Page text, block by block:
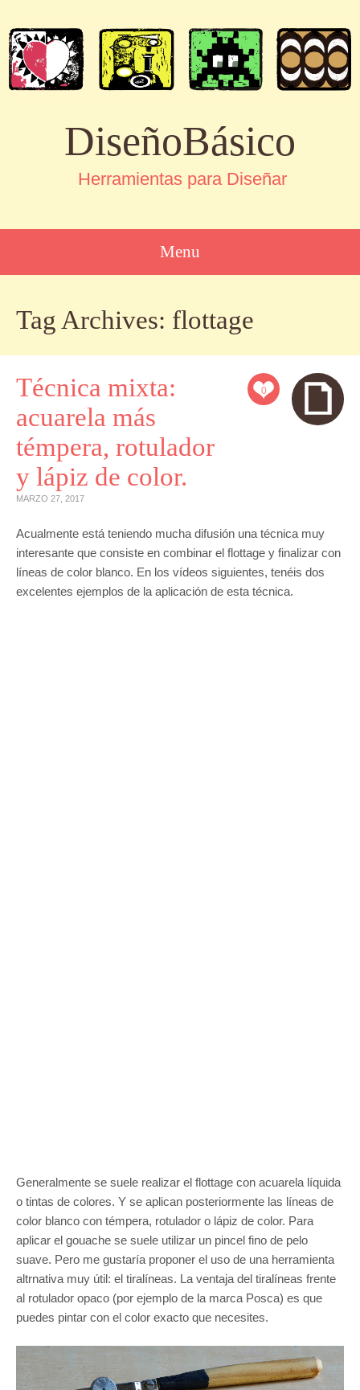
DiseñoBásico
Herramientas para Diseñar
Menu
TO
CONTENT
Tag Archives: flottage
0
Técnica mixta:
acuarela más
témpera, rotulador
y lápiz de color.
MARZO 27, 2017
Acualmente está teniendo mucha difusión una técnica muy
interesante que consiste en combinar el flottage y finalizar con
líneas de color blanco. En los vídeos siguientes, tenéis dos
excelentes ejemplos de la aplicación de esta técnica.
Generalmente se suele realizar el flottage con acuarela líquida
o tintas de colores. Y se aplican posteriormente las líneas de
color blanco con témpera, rotulador o lápiz de color. Para
aplicar el gouache se suele utilizar un pincel fino de pelo
suave. Pero me gustaría proponer el uso de una herramienta
altrnativa muy útil: el tiralíneas. La ventaja del tiralíneas frente
al rotulador opaco (por ejemplo de la marca Posca) es que
puedes pintar con el color exacto que necesites.